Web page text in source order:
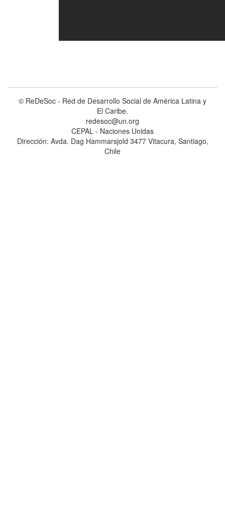
© ReDeSoc - Red de Desarrollo Social de América Latina y
El Caribe.
redesoc@un.org
CEPAL - Naciones Unidas
Dirección: Avda. Dag Hammarsjold 3477 Vitacura, Santiago,
Chile